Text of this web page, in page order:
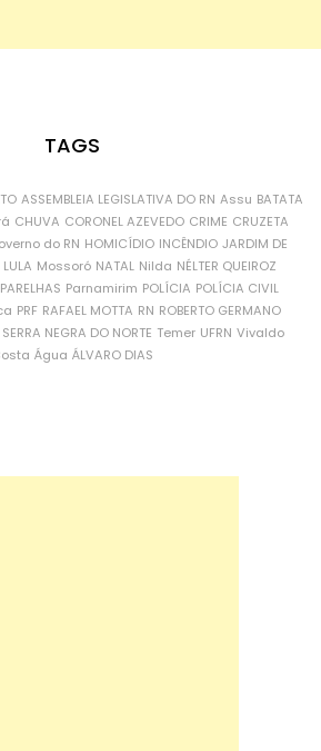
TAGS
ASSEMBLEIA LEGISLATIVA DO RN Assu BATATA
CHUVA CORONEL AZEVEDO CRIME CRUZETA
do RN HOMICÍDIO INCÊNDIO JARDIM DE
LULA Mossoró NATAL Nilda NÉLTER QUEIROZ
PARELHAS Parnamirim POLÍCIA POLÍCIA CIVIL
PRF RAFAEL MOTTA RN ROBERTO GERMANO
SERRA NEGRA DO NORTE Temer UFRN Vivaldo
Água ÁLVARO DIAS